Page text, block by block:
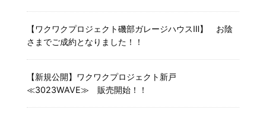
【ワクワクプロジェクト磯部ガレージハウスⅢ】 お陰
さまでご成約となりました！！
【新規公開】ワクワクプロジェクト新戸
≪3023WAVE≫ 販売開始！！